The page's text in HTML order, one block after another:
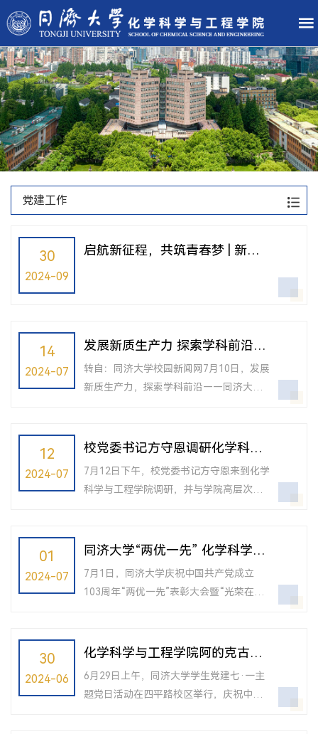
党建工作
30
2024-09
启航新征程，共筑青春梦 | 新学
14
2024-07
发展新质生产力 探索学科前沿
——同济大学学科发展系列报告
会第五场开讲
转自：同济大学校园新闻网7月10日，发展
新质生产力，探索学科前沿——同济大学
话，同济大学副校长许学军、复旦大学上
通大学物理与天文学院贾金锋院士、中国
科学院上海有机化学研究所所长唐勇院
张弛等专家学者出席报告会。郑庆华指
出，...
12
2024-07
校党委书记方守恩调研化学科学
与工程学院
7月12日下午，校党委书记方守恩来到化学
科学与工程学院调研，并与学院高层次人
化学科学与工程学院负责人全面汇报了学
与会学院班子成员和教师代表分别围绕各
院未来发展定位、学科内涵建设提出了工...
01
2024-07
同济大学“两优一先” 化学科学与
工程学院获奖个人与组织风采
7月1日，同济大学庆祝中国共产党成立
103周年“两优一先”表彰大会暨“光荣在党
立103周年，是全面贯彻落实党的二十大精
的攻坚之年，也是全面贯彻学校十二次党
代会部署的开局之年。会上，表彰了同济
30
2024-06
化学科学与工程学院阿的克古在
学生党建七·一主题党日活动上分
享成长故事
6月29日上午，同济大学学生党建七·一主
题党日活动在四平路校区举行，庆祝中国